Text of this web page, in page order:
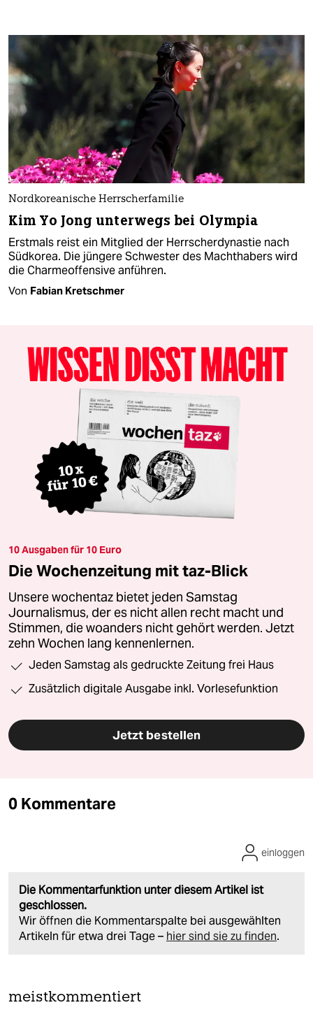
Nordkoreanische Herrscherfamilie
Kim Yo Jong unterwegs bei Olympia
Erstmals reist ein Mitglied der Herrscherdynastie nach
Südkorea. Die jüngere Schwester des Machthabers wird
die Charmeoffensive anführen.
Von Fabian Kretschmer
10 Ausgaben für 10 Euro
Die Wochenzeitung mit taz-Blick
Unsere wochentaz bietet jeden Samstag
Journalismus, der es nicht allen recht macht und
Stimmen, die woanders nicht gehört werden. Jetzt
zehn Wochen lang kennenlernen.
Jeden Samstag als gedruckte Zeitung frei Haus
Zusätzlich digitale Ausgabe inkl. Vorlesefunktion
Jetzt bestellen
0 Kommentare
Die Kommentarfunktion unter diesem Artikel ist
geschlossen.
Wir öffnen die Kommentarspalte bei ausgewählten
Artikeln für etwa drei Tage – hier sind sie zu finden.
einloggen
meistkommentiert